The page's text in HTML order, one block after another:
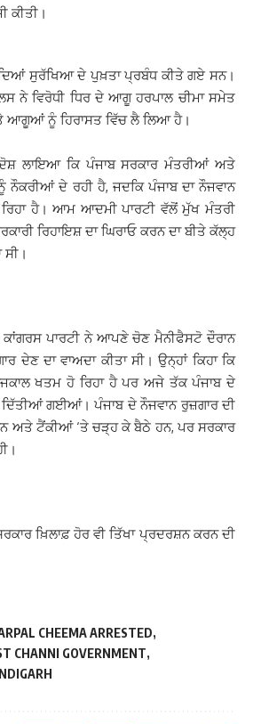
ਕੀਤੀ।
ਸੁਰੱਖਿਆ ਦੇ ਪੁਖ਼ਤਾ ਪ੍ਰਬੰਧ ਕੀਤੇ ਗਏ ਸਨ।
ਨੇ ਵਿਰੋਧੀ ਧਿਰ ਦੇ ਆਗੂ ਹਰਪਾਲ ਚੀਮਾ ਸਮੇਤ
ਆਗੂਆਂ ਨੂੰ ਹਿਰਾਸਤ ਵਿੱਚ ਲੈ ਲਿਆ ਹੈ।
ਲਾਇਆ ਕਿ ਪੰਜਾਬ ਸਰਕਾਰ ਮੰਤਰੀਆਂ ਅਤੇ
ਨੌਕਰੀਆਂ ਦੇ ਰਹੀ ਹੈ, ਜਦਕਿ ਪੰਜਾਬ ਦਾ ਨੌਜਵਾਨ
ਰਿਹਾ ਹੈ। ਆਮ ਆਦਮੀ ਪਾਰਟੀ ਵੱਲੋਂ ਮੁੱਖ ਮੰਤਰੀ
ਰਿਹਾਇਸ਼ ਦਾ ਘਿਰਾਓ ਕਰਨ ਦਾ ਬੀਤੇ ਕੱਲ੍ਹ
ਕਾਂਗਰਸ ਪਾਰਟੀ ਨੇ ਆਪਣੇ ਚੋਣ ਮੈਨੀਫੈਸਟੋ ਦੌਰਾਨ
ਦੇਣ ਦਾ ਵਾਅਦਾ ਕੀਤਾ ਸੀ। ਉਨ੍ਹਾਂ ਕਿਹਾ ਕਿ
ਖਤਮ ਹੋ ਰਿਹਾ ਹੈ ਪਰ ਅਜੇ ਤੱਕ ਪੰਜਾਬ ਦੇ
ਦਿੱਤੀਆਂ ਗਈਆਂ। ਪੰਜਾਬ ਦੇ ਨੌਜਵਾਨ ਰੁਜ਼ਗਾਰ ਦੀ
ਅਤੇ ਟੈਂਕੀਆਂ ‘ਤੇ ਚੜ੍ਹ ਕੇ ਬੈਠੇ ਹਨ, ਪਰ ਸਰਕਾਰ
ਖ਼ਿਲਾਫ਼ ਹੋਰ ਵੀ ਤਿੱਖਾ ਪ੍ਰਦਰਸ਼ਨ ਕਰਨ ਦੀ
CHEEMA ARRESTED
CHANNI GOVERNMENT